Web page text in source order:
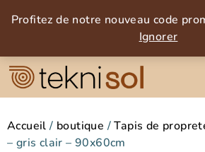
Profitez de notre nouveau code
Ignorer
Accueil / boutique /Tapis de
– gris clair – 90x60cm